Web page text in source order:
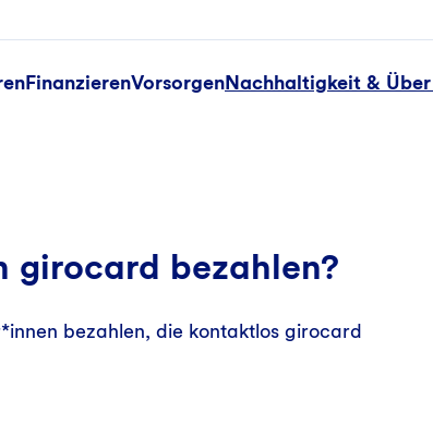
FinanzierenVorsorgenNachhaltigkeit & Über
girocard bezahlen?
bezahlen, die kontaktlos girocard